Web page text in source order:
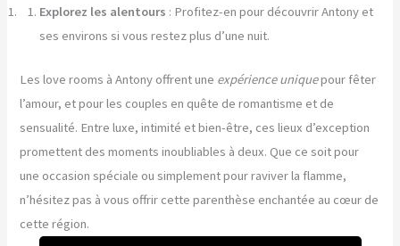
Explorez les alentours : Profitez-en pour découvrir Antony et
ses environs si vous restez plus d’une nuit.
Les love rooms à Antony offrent une expérience uniquepour fêter
l’amour, et pour les couples en quête de romantisme et de
sensualité. Entre luxe, intimité et bien-être, ces lieux d’exception
promettent des moments inoubliables à deux. Que ce soit pour
une occasion spéciale ou simplement pour raviver la flamme,
n’hésitez pas à vous offrir cette parenthèse enchantée au cœur de
cette région.